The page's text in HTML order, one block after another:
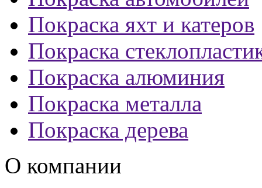
Покраска яхт и катеров
Покраска
Покраска алюминия
Покраска металла
Покраска дерева
О компании